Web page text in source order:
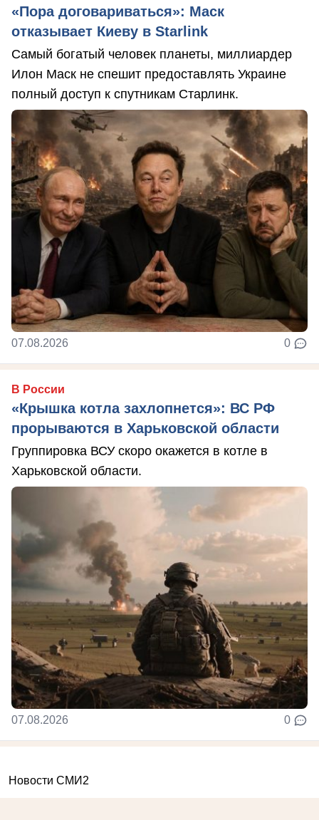
«Пора договариваться»: Маск
отказывает Киеву в Starlink
Самый богатый человек планеты, миллиардер
Илон Маск не спешит предоставлять Украине
полный доступ к спутникам Старлинк.
07.08.2026 0
В России
«Крышка котла захлопнется»: ВС РФ
прорываются в Харьковской области
Группировка ВСУ скоро окажется в котле в
Харьковской области.
07.08.2026 0
Новости СМИ2